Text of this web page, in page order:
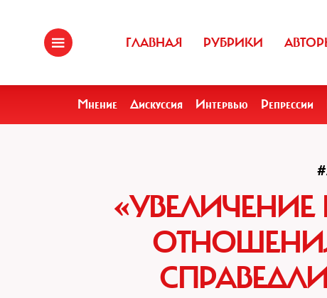
ГЛАВНАЯ РУБРИКИ
Мнение Дискуссия Интервью Репрессии